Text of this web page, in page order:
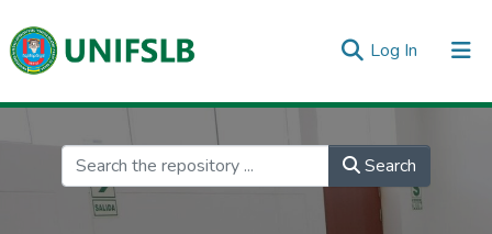
Log In (current)
Communities & Collections
Search